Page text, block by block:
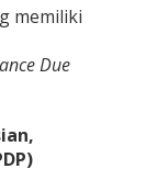
memiliki
Due